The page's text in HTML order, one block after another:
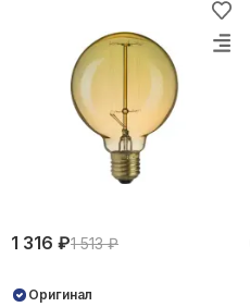
1 316 ₽1 513 ₽
Оригинал